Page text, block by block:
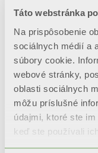
Táto webstránka
Na prispôsobenie
sociálnych médií a
súbory cookie.
webové stránky,
oblasti sociálnych
môžu príslušné
údajmi, ktoré ste
keď ste používali
Elevata